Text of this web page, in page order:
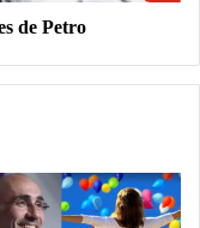
de Petro